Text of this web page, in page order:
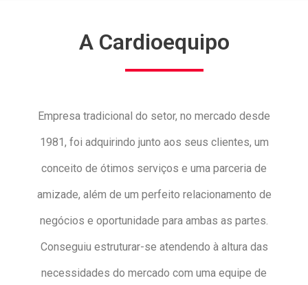
A Cardioequipo
Empresa tradicional do setor, no mercado desde
1981, foi adquirindo junto aos seus clientes, um
conceito de ótimos serviços e uma parceria de
amizade, além de um perfeito relacionamento de
negócios e oportunidade para ambas as partes.
Conseguiu estruturar-se atendendo à altura das
necessidades do mercado com uma equipe de